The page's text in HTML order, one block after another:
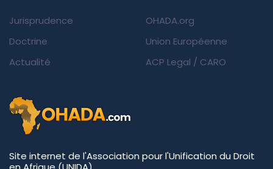
Jurisprudence
Doctrine
Actualité
OHADA.org
Union Européenne
ACP Legal / CARO
Site internet de l'Association pour l'Unification du Droit